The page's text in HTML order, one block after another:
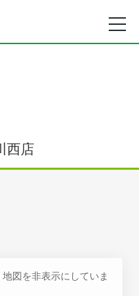
西店
図を非表示にしていま